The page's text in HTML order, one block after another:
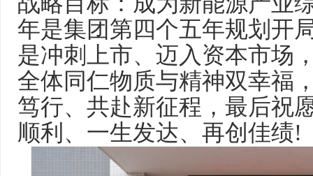
年是集团第四个五年规划开
是冲刺上市、迈入资本市场
全体同仁物质与精神双幸福
笃行、共赴新征程，最后祝
顺利、一生发达、再创佳绩!